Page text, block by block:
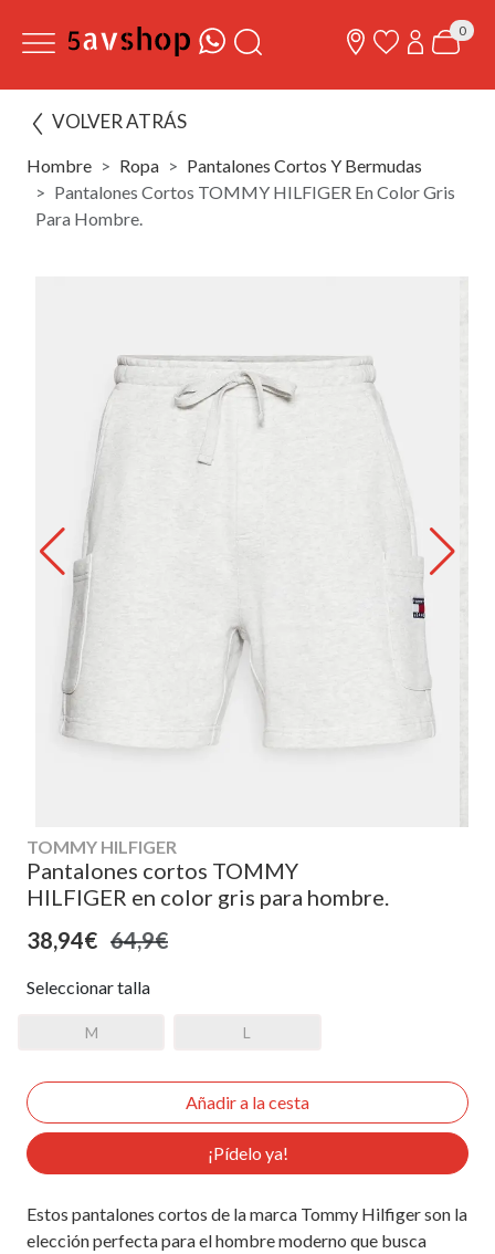
0
VOLVER ATRÁS
Hombre Ropa
Pantalones Cortos Y Bermudas
Pantalones Cortos TOMMY HILFIGER En Color Gris
Para Hombre.
TOMMY HILFIGER
Pantalones cortos TOMMY
HILFIGER en color gris para hombre.
38,94€ 64,9€
Seleccionar talla
M L
¡Pídelo ya!
Estos pantalones cortos de la marca Tommy Hilfiger son la
elección perfecta para el hombre moderno que busca